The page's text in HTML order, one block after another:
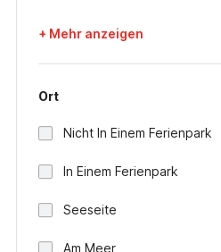
+ Mehr anzeigen
Ort
Nicht In Einem Ferienpark
In Einem Ferienpark
Seeseite
Am Meer